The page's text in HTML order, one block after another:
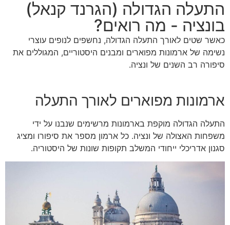
התעלה הגדולה (הגרנד קנאל)
בונציה - מה רואים?
כאשר שטים לאורך התעלה הגדולה, נחשפים לנופים עוצרי
נשימה של ארמונות מפוארים ומבנים היסטוריים, המגוללים את
סיפורה רב השנים של ונציה.
ארמונות מפוארים לאורך התעלה
התעלה הגדולה מוקפת בארמונות מרשימים שנבנו על ידי
משפחות האצולה של ונציה. כל ארמון מספר את סיפורו ומציג
סגנון אדריכלי ייחודי המשלב תקופות שונות של היסטוריה.